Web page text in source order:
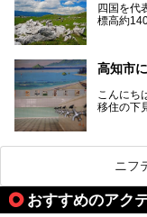
四国を代
標高約
が見れる
帰り温泉
中でもラ
などが問
メします
なぜな
りません
もしくは
高知市
こんにち
移住の下
高知市と
かなイ
舗銭湯
規模は小
てみては
ニフ
おすすめのアク